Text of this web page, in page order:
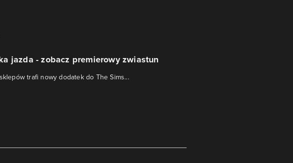
jazda - zobacz premierowy zwiastun
trafi nowy dodatek do The Sims...